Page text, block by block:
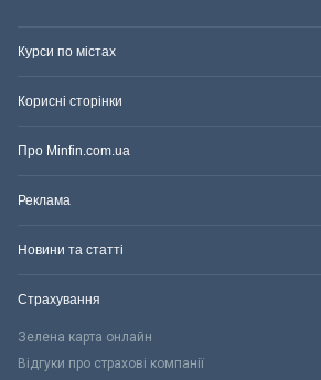
Курси по містах
Корисні сторінки
Про Minfin.com.ua
Реклама
Новини та статті
Страхування
Зелена карта онлайн
Відгуки про страхові компанії